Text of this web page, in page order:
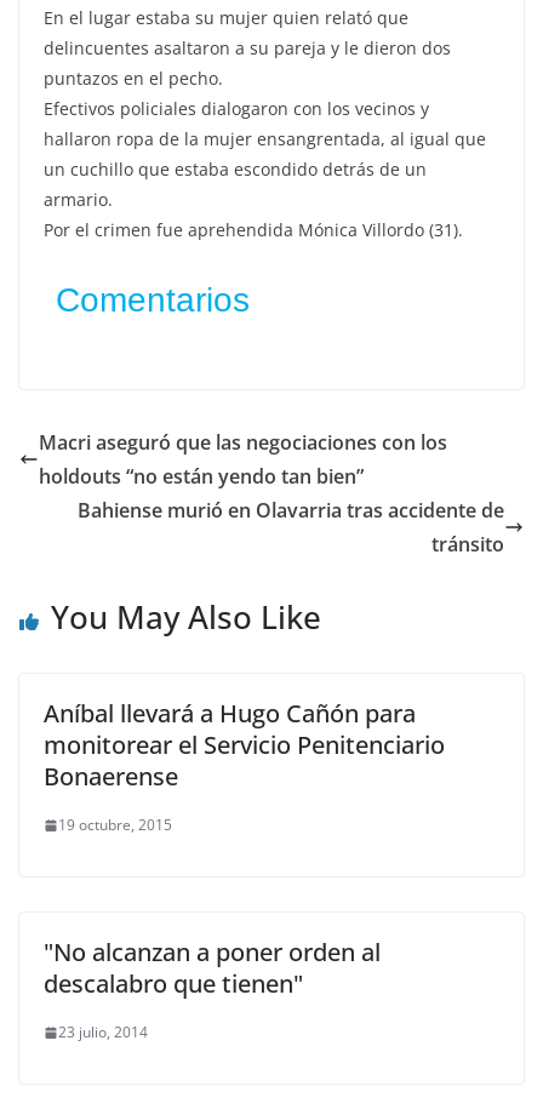
En el lugar estaba su mujer quien relató que
delincuentes asaltaron a su pareja y le dieron dos
puntazos en el pecho.
Efectivos policiales dialogaron con los vecinos y
hallaron ropa de la mujer ensangrentada, al igual que
un cuchillo que estaba escondido detrás de un
armario.
Por el crimen fue aprehendida Mónica Villordo (31).
Comentarios
Macri aseguró que las negociaciones con los
holdouts “no están yendo tan bien”
Bahiense murió en Olavarria tras accidente de
tránsito
You May Also Like
Aníbal llevará a Hugo Cañón para
monitorear el Servicio Penitenciario
Bonaerense
19 octubre, 2015
"No alcanzan a poner orden al
descalabro que tienen"
23 julio, 2014